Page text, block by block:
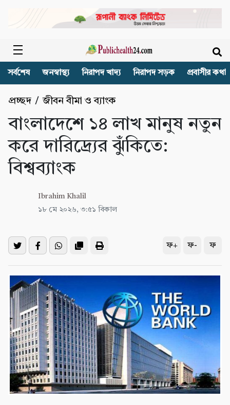
সর্বশেষ জনস্বাস্থ্য নিরাপদ খাদ্য নিরাপদ সড়ক প্রবাসীর কথা
প্রচ্ছদ /জীবন বীমা ও ব্যাংক
বাংলাদেশে ১৪ লাখ মানুষ নতুন
করে দারিদ্র্যের ঝুঁকিতে:
বিশ্বব্যাংক
Ibrahim Khalil
১৮ মে ২০২৬, ৩:৫১ বিকাল
ফ+ ফ- ফ